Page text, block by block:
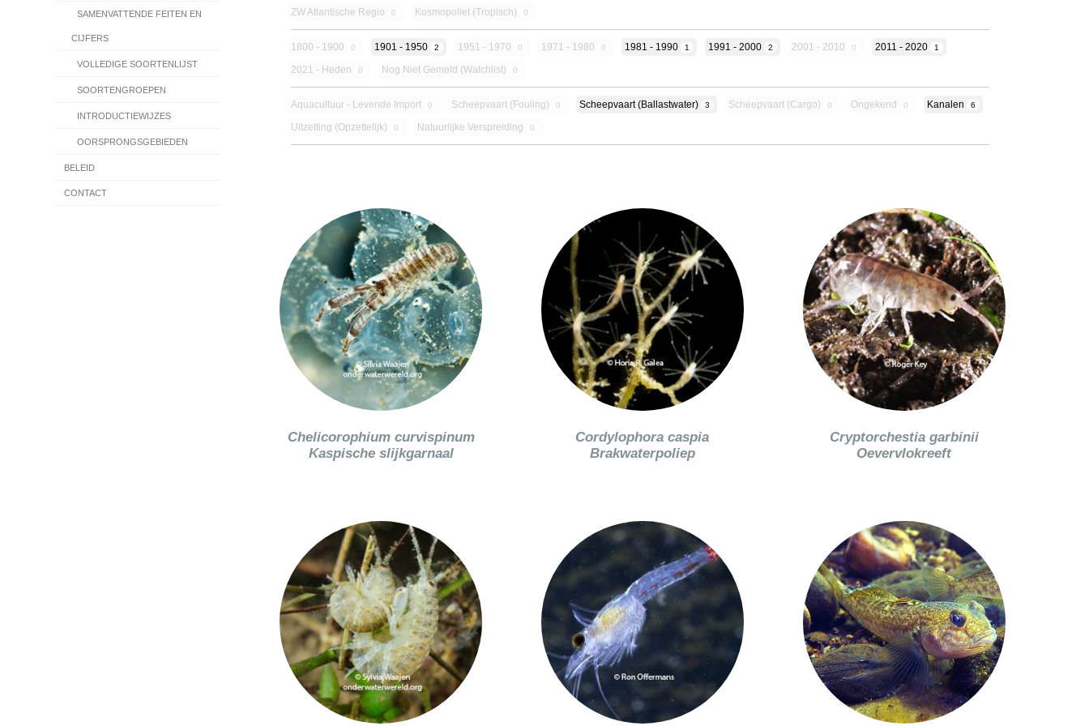
SAMENVATTENDE FEITEN EN
CIJFERS
VOLLEDIGE SOORTENLIJST
SOORTENGROEPEN
INTRODUCTIEWIJZES
OORSPRONGSGEBIEDEN
BELEID
CONTACT
ZW Atlantische Regio 0 Kosmopoliet (tropisch) 0
1800 - 1900 0 1901 - 1950 2 1951 - 1970 0 1971 - 1980 0 1981 - 1990 1 1991 - 2000 2 2001 - 2010 0 2011 - 2020 1
2021 - Heden 0 Nog Niet Gemeld (Watchlist) 0
Aquacultuur - Levende Import 0 Scheepvaart (fouling) 0 Scheepvaart (ballastwater) 3 Scheepvaart (cargo) 0 Ongekend 0 Kanalen 6
Uitzetting (opzettelijk) 0 Natuurlijke Verspreiding 0
Chelicorophium curvispinum
Kaspische slijkgarnaal
Cordylophora caspia
Brakwaterpoliep
Cryptorchestia garbinii
Oevervlokreeft